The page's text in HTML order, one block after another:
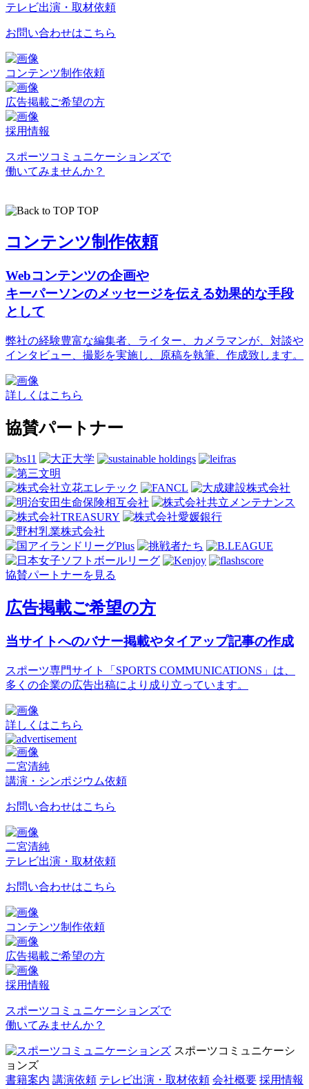
テレビ出演・取材依頼
お問い合わせはこちら
コンテンツ制作依頼
広告掲載ご希望の方
採用情報
スポーツコミュニケーションズで
働いてみませんか？
TOP
コンテンツ制作依頼
Webコンテンツの企画や
キーパーソンのメッセージを伝える効果的な手段
として
弊社の経験豊富な編集者、ライター、カメラマンが、対談や
インタビュー、撮影を実施し、原稿を執筆、作成致します。
詳しくはこちら
協賛パートナー
協賛パートナーを見る
広告掲載ご希望の方
当サイトへのバナー掲載やタイアップ記事の作成
スポーツ専門サイト「SPORTS COMMUNICATIONS」は、
多くの企業の広告出稿により成り立っています。
詳しくはこちら
二宮清純
講演・シンポジウム依頼
お問い合わせはこちら
二宮清純
テレビ出演・取材依頼
お問い合わせはこちら
コンテンツ制作依頼
広告掲載ご希望の方
採用情報
スポーツコミュニケーションズで
働いてみませんか？
スポーツコミュニケーシ
ョンズ
書籍案内 講演依頼 テレビ出演・取材依頼 会社概要 採用情報